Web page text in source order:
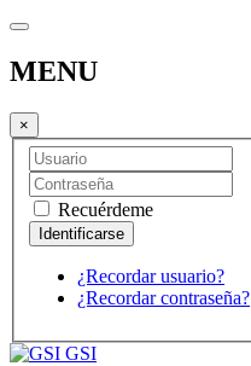
MENU
×
Recuérdeme
¿Recordar usuario?
¿Recordar contraseña?
GSI